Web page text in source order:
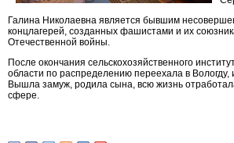
Галина Николаевна является бывшим
концлагерей, созданных фашистами и их
Отечественной войны.
После окончания сельскохозяйственного
области по распределению переехала в Вологду,
Вышла замуж, родила сына, всю жизнь
сфере.